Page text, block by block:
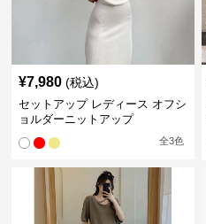
¥7,980 (税込)
セットアップ レディース オフシ
ョルダーニットアップ
全3色